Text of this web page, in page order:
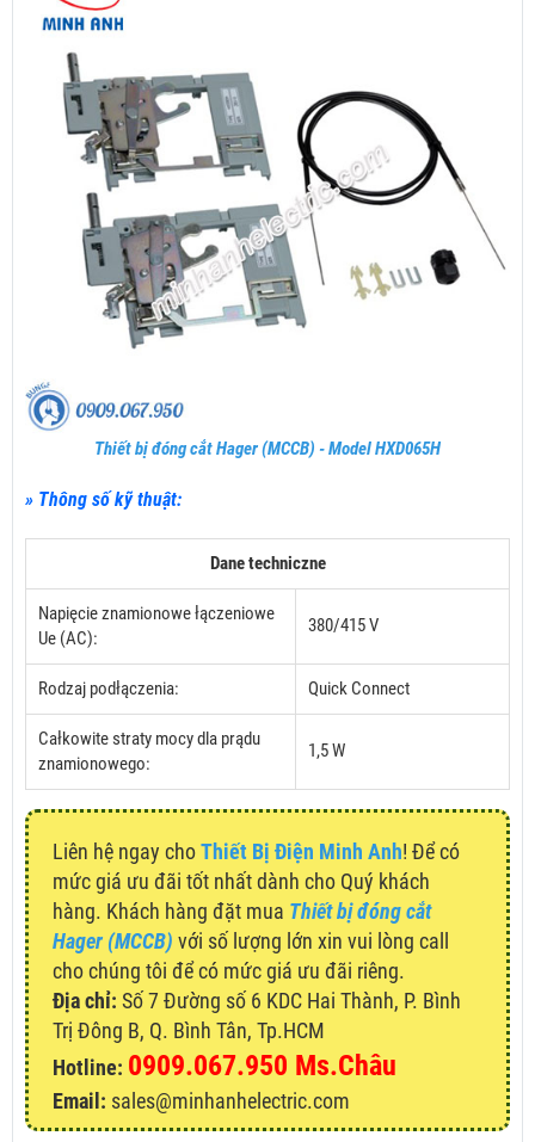
Thiết bị đóng cắt Hager (MCCB) - Model HXD065H
» Thông số kỹ thuật:
Dane techniczne
Napięcie znamionowe łączeniowe
Ue (AC):
380/415 V
Rodzaj podłączenia: Quick Connect
Całkowite straty mocy dla prądu
znamionowego:
1,5 W
Liên hệ ngay choThiết Bị Điện Minh Anh! Để có
mức giá ưu đãi tốt nhất dành cho Quý khách
hàng. Khách hàng đặt mua Thiết bị đóng cắt
Hager (MCCB) với số lượng lớn xin vui lòng call
cho chúng tôi để có mức giá ưu đãi riêng.
Địa chỉ: Số 7 Đường số 6 KDC Hai Thành, P. Bình
Trị Đông B, Q. Bình Tân, Tp.HCM
Hotline: 0909.067.950 Ms.Châu
Email: sales@minhanhelectric.com